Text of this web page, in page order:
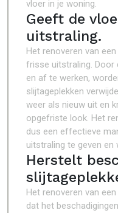
vloer in je woning.
Geeft de
uitstraling.
Het renoveren van
frisse uitstraling. Door
en af te werken,
slijtageplekken
weer als nieuw uit en
opgefriste look. Het
dus een effectieve
uitstraling te geven en
Herstelt
Het renoveren van
dat het